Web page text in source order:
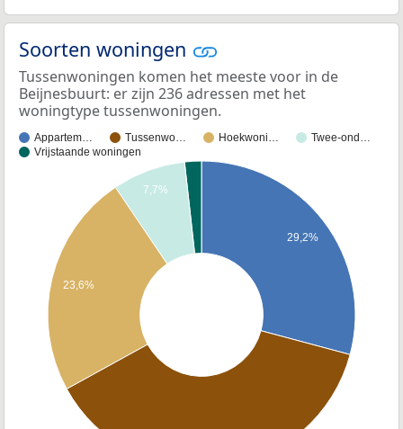
Soorten woningen
Tussenwoningen komen het meeste voor in de
Beijnesbuurt: er zijn 236 adressen met het
woningtype tussenwoningen.
Appartem… Tussenwo… Hoekwoni…
Twee-ond…
Vrijstaande woningen
29,2%
7,7%
23,6%